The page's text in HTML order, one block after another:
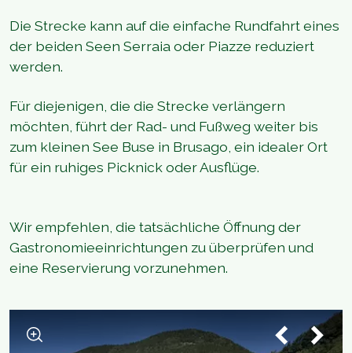
Die Strecke kann auf die einfache Rundfahrt eines
der beiden Seen Serraia oder Piazze reduziert
werden.
Für diejenigen, die die Strecke verlängern
möchten, führt der Rad- und Fußweg weiter bis
zum kleinen See Buse in Brusago, ein idealer Ort
für ein ruhiges Picknick oder Ausflüge.
Wir empfehlen, die tatsächliche Öffnung der
Gastronomieeinrichtungen zu überprüfen und
eine Reservierung vorzunehmen.